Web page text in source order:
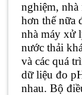
nghiệm, nhà
hơn thế nữa
nhà máy xử
nước thải
và các quá
dữ liệu đo
nhau. Bộ